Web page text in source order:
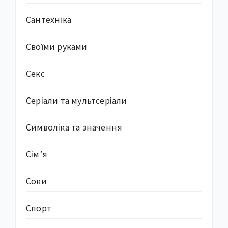
Сантехніка
Своїми руками
Секс
Серіали та мультсеріали
Символіка та значення
Сім’я
Соки
Спорт